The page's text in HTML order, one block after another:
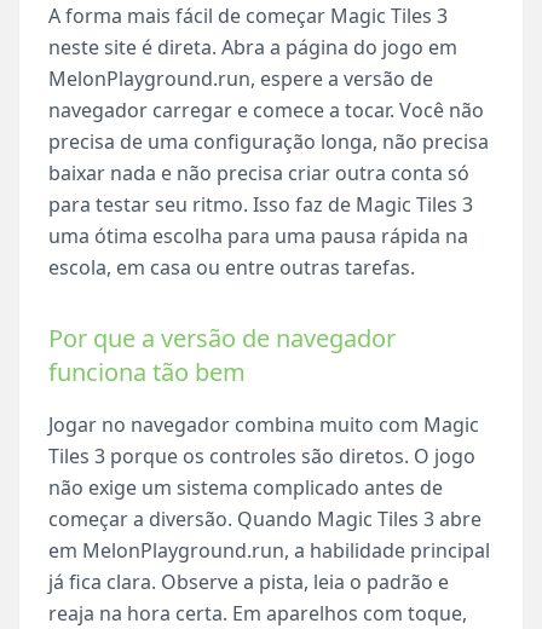
A forma mais fácil de começar Magic Tiles 3
neste site é direta. Abra a página do jogo em
MelonPlayground.run, espere a versão de
navegador carregar e comece a tocar. Você não
precisa de uma configuração longa, não precisa
baixar nada e não precisa criar outra conta só
para testar seu ritmo. Isso faz de Magic Tiles 3
uma ótima escolha para uma pausa rápida na
escola, em casa ou entre outras tarefas.
Por que a versão de navegador
funciona tão bem
Jogar no navegador combina muito com Magic
Tiles 3 porque os controles são diretos. O jogo
não exige um sistema complicado antes de
começar a diversão. Quando Magic Tiles 3 abre
em MelonPlayground.run, a habilidade principal
já fica clara. Observe a pista, leia o padrão e
reaja na hora certa. Em aparelhos com toque,